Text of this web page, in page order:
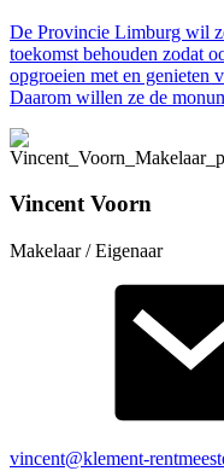
De Provincie Limburg wil
toekomst behouden zodat
opgroeien met en genieten
Daarom willen ze de
Vincent Voorn
Makelaar / Eigenaar
vincent@klement-